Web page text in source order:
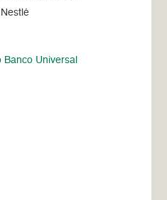
Banco Universal